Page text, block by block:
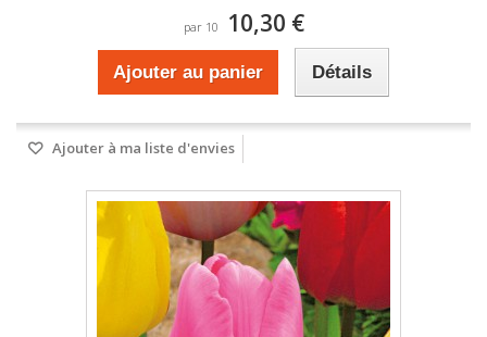
par 10 10,30 €
Ajouter au panier Détails
Ajouter à ma liste d'envies